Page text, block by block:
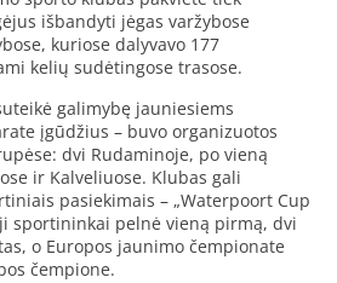
išbandyti jėgas varžybose
kuriose dalyvavo 177
kelių sudėtingose trasose.
galimybę jauniesiems
įgūdžius – buvo organizuotos
dvi Rudaminoje, po vieną
ir Kalveliuose. Klubas gali
pasiekimais – „Waterpoort Cup
sportininkai pelnė vieną pirmą, dvi
o Europos jaunimo čempionate
čempione.